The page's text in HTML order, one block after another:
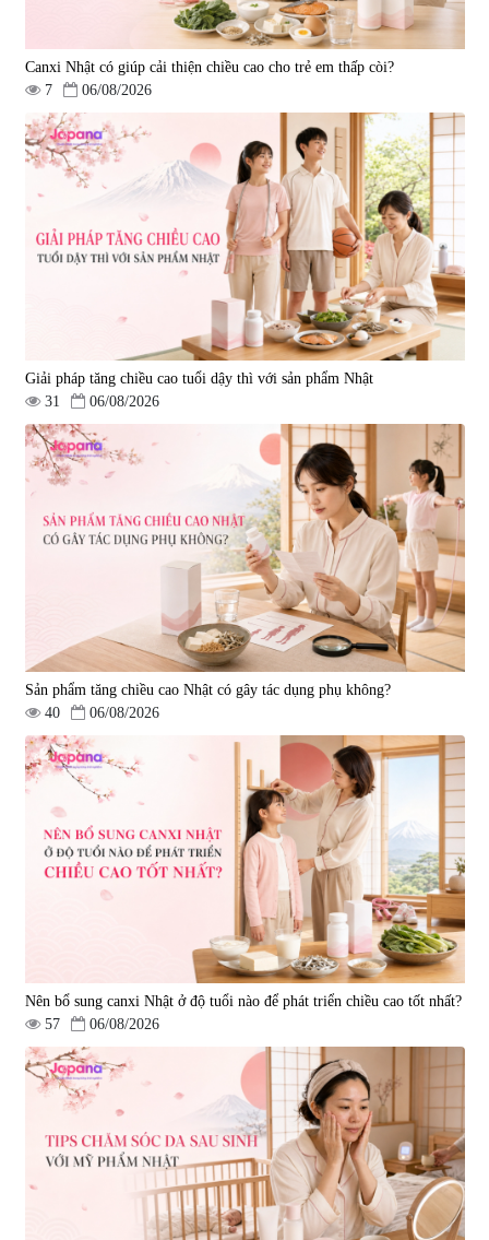
Tẩy tế bào chết Nichiei Bussan
Nano NMN+ Peeling Gel
Luxury 200g
1.490.000 đ
Viên uống hỗ trợ bền thành
mạch, ngừa tai biến Elastin Plus
& Nattokinase Hokoen 80 viên
0
980.000 đ
Viên uống bổ gan Ribeto Shoji
Hepaclean 60 viên
690.000 đ
Viên uống hỗ trợ cải thiện thoát
vị đĩa đệm Kyoto Has 30 viên
14.560
1.600.000 đ
Viên uống hỗ trợ giấc ngủ Fujina
Sleepy Nhật Bản 80 viên
580.000 đ
Viên uống phòng ngừa & hỗ trợ
điều trị đột quỵ Biken Kinase
Gold 60 viên
|0
1.570.000 đ
Canxi Nhật có giúp cải thiện chiều cao cho trẻ em thấp còi?
7
06/08/2026
Giải pháp tăng chiều cao tuổi dậy thì với sản phẩm Nhật
31
06/08/2026
Sản phẩm tăng chiều cao Nhật có gây tác dụng phụ không?
40
06/08/2026
Nên bổ sung canxi Nhật ở độ tuổi nào để phát triển chiều cao tốt nhất?
57
06/08/2026